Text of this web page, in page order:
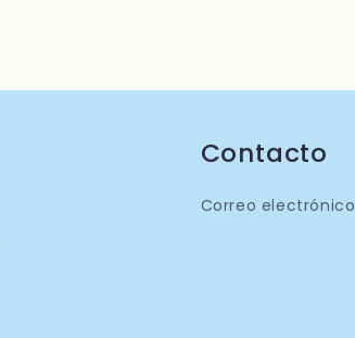
Contacto
Correo electrónico